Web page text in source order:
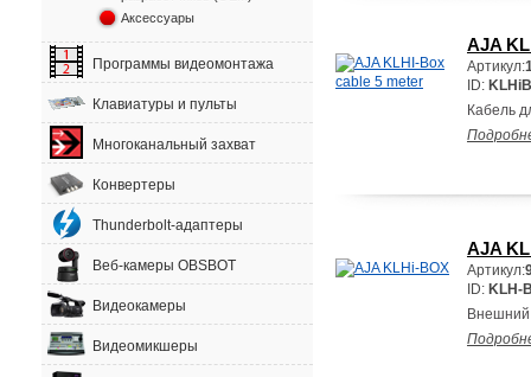
Аксессуары
Программы видеомонтажа
Клавиатуры и пульты
Многоканальный захват
Конвертеры
Thunderbolt-адаптеры
Веб-камеры OBSBOT
Видеокамеры
Видеомикшеры
AJA
Артикул:
ID:
Кабель
AJA
Артикул:
ID: KLH-
Внешний